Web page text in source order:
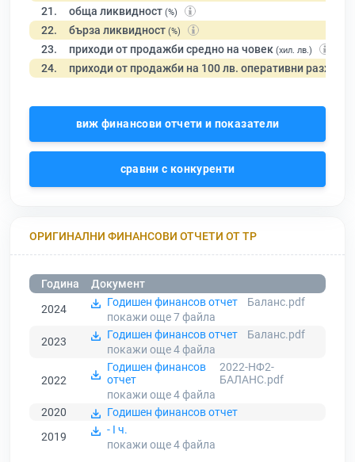
21. обща ликвидност (%)
22. бърза ликвидност (%)
23. приходи от продажби средно на човек (хил. лв.)
24. приходи от продажби на 100 лв. оперативни разходи
виж финансови отчети и показатели
сравни с конкуренти
ОРИГИНАЛНИ ФИНАНСОВИ ОТЧЕТИ ОТ ТР
Година
Документ
2024
Годишен финансов отчет
Баланс.pdf
покажи още 7файла
2023
Годишен финансов отчет
Баланс.pdf
покажи още 4файла
2022
Годишен финансов
отчет
2022-НФ2-
БАЛАНС.pdf
покажи още 4файла
2020
Годишен финансов отчет
2019
- I ч.
покажи още 4файла